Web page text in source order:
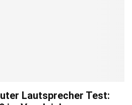
Lautsprecher Test: